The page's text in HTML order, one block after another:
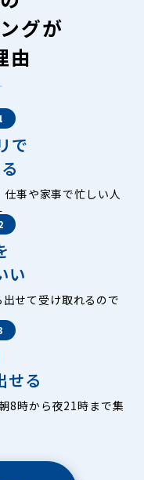
グが
由
で
事や家事で忙しい人
い
せて受け取れるので
せる
8時から夜21時まで集